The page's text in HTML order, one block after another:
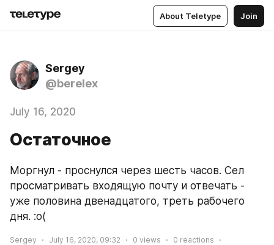
About Teletype Join
Sergey
@berelex
July 16, 2020
Остаточное
Моргнул - проснулся через шесть часов. Сел
просматривать входящую почту и отвечать -
уже половина двенадцатого, треть рабочего
дня. :о(
Sergey July 16, 2020, 09:32 0 views 0 reactions